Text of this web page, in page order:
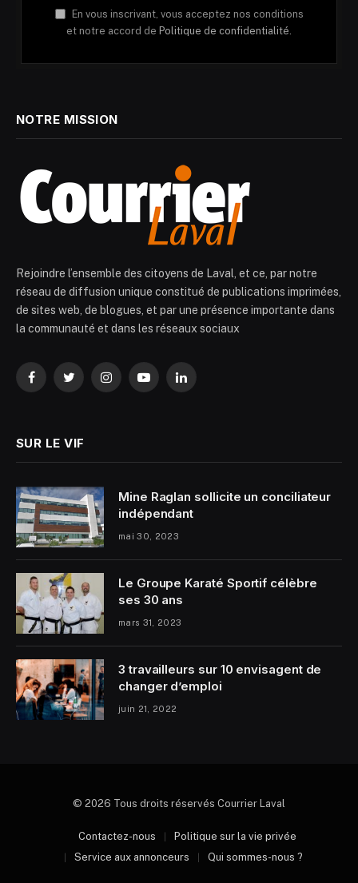
En vous inscrivant, vous acceptez nos conditions
et notre accord de Politique de confidentialité.
NOTRE MISSION
Rejoindre l’ensemble des citoyens de Laval, et ce, par notre
réseau de diffusion unique constitué de publications imprimées,
de sites web, de blogues, et par une présence importante dans
la communauté et dans les réseaux sociaux
FacebookTwitterInstagramYouTubeLinkedIn
SUR LE VIF
Mine Raglan sollicite un conciliateur
indépendant
mai 30, 2023
Le Groupe Karaté Sportif célèbre
ses 30 ans
mars 31, 2023
3 travailleurs sur 10 envisagent de
changer d’emploi
juin 21, 2022
© 2026 Tous droits réservés Courrier Laval
Contactez-nous
Politique sur la vie privée
Service aux annonceurs
Qui sommes-nous ?